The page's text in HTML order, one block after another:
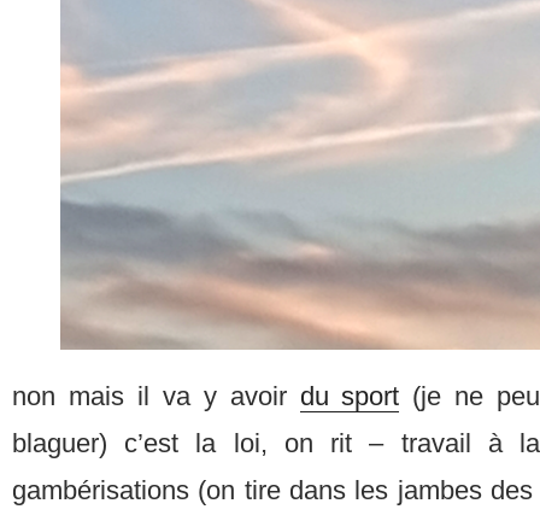
non mais il va y avoir du sport (je ne
blaguer) c’est la loi, on rit – travail à
gambérisations (on tire dans les jambes